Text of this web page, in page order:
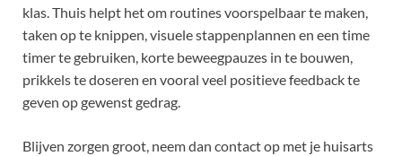
klas. Thuis helpt het om routines voorspelbaar te maken,
taken op te knippen, visuele stappenplannen en een time
timer te gebruiken, korte beweegpauzes in te bouwen,
prikkels te doseren en vooral veel positieve feedback te
geven op gewenst gedrag.
Blijven zorgen groot, neem dan contact op met je huisarts